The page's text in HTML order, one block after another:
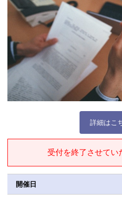
詳細はこ
受付を終了させてい
開催日